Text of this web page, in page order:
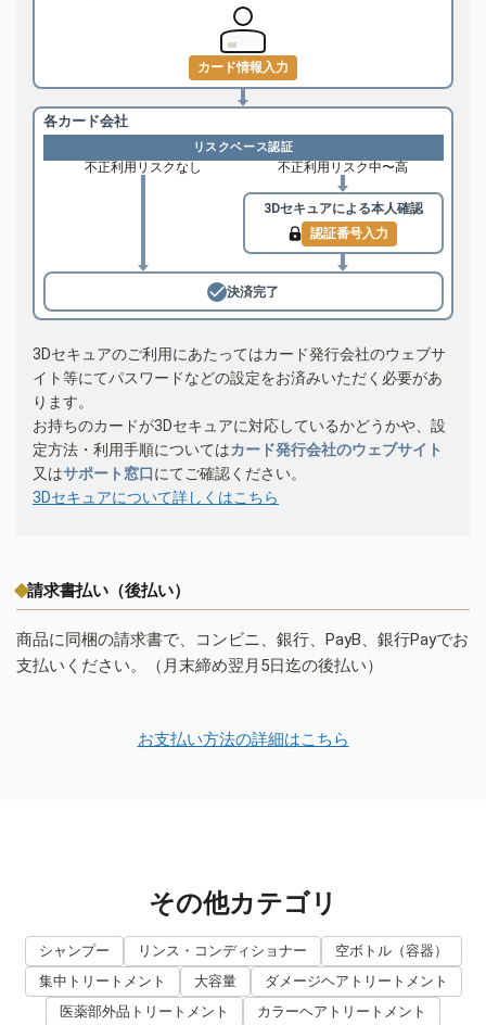
カード情報入力
各カード会社
リスクベース認証
不正利用リスクなし 不正利用リスク中〜高
3Dセキュアによる本人確認
認証番号入力
決済完了
3Dセキュアのご利用にあたってはカード発行会社のウェブサ
イト等にてパスワードなどの設定をお済みいただく必要があ
ります。
お持ちのカードが3Dセキュアに対応しているかどうかや、設
定方法・利用手順についてはカード発行会社のウェブサイト
又はサポート窓口にてご確認ください。
3Dセキュアについて詳しくはこちら
請求書払い（後払い）
商品に同梱の請求書で、コンビニ、銀行、PayB、銀行Payでお
支払いください。（月末締め翌月5日迄の後払い）
お支払い方法の詳細はこちら
その他カテゴリ
シャンプー リンス・コンディショナー
空ボトル（容器）
集中トリートメント
大容量
ダメージヘアトリートメント
医薬部外品トリートメント
カラーヘアトリートメント